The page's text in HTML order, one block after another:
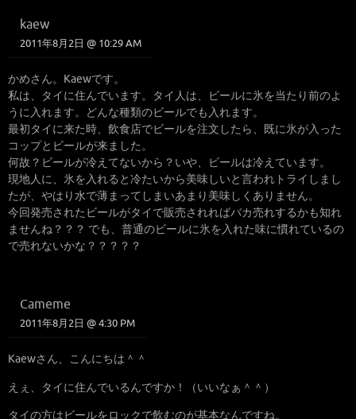
kaew
2011年8月2日 @ 10:29 AM
かめさん。Kaewです。
私は、タイに住んでいます。タイ人は、ビールに氷を当たり前のよ
うに入れます。どんな種類のビールでも入れます。
最初タイに来た時、飲食店でビールを注文したら、既に氷が入った
コップとビールが来ました。
何故？ビールが冷えてないから？いや、ビールは冷えています。
現地人に、氷を入れると冷たいから美味しいと言われトライしまし
たが、やはり水で薄まってしまいあまり美味しくありません。
今回発売されたビールがタイで販売されればバカ売れするかも知れ
ませんね？？？ でも、普通のビールに氷を入れた味に慣れているの
で売れないかな？？？？？
Cameme
2011年8月2日 @ 4:30 PM
Kaewさん、こんにちは＾＾
えぇ、タイに住んでいるんですか！（いいなぁ＾＾）
タイの方はビールをロックで飲むのが基本なんですね。